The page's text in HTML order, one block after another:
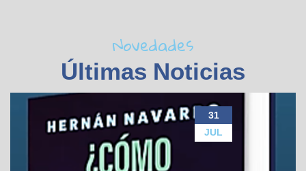
Novedades
Últimas Noticias
31
JUL